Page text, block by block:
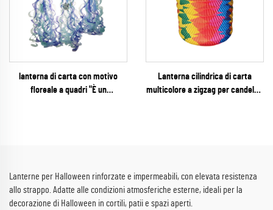
lanterna di carta con motivo
floreale a quadri "È un
Lanterna cilindrica di carta
multicolore a zigzag per candele –
Lanterne per Halloween rinforzate e impermeabili, con elevata resistenza
allo strappo. Adatte alle condizioni atmosferiche esterne, ideali per la
decorazione di Halloween in cortili, patii e spazi aperti.